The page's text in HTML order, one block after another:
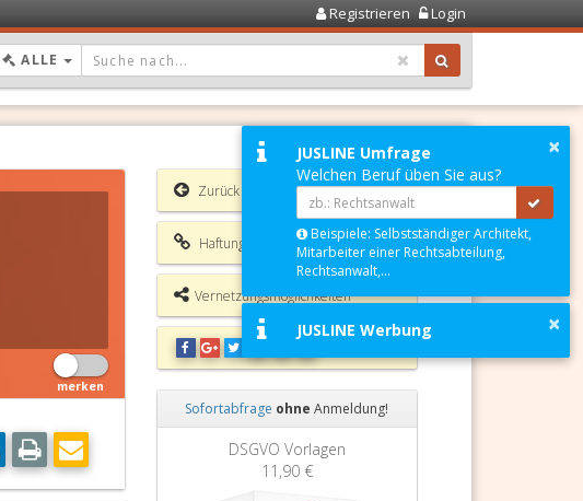
Registrieren Login
ALLE DROPDOWN: GEWÄHLTER WERT IST ALLE
merken
Zurück
Haftungsausschluss
Vernetzungsmöglichkeiten
Sofortabfrage ohne Anmeldung!
Vorlagen
11,90 €
Grundbuchauszug
11,90 €
Zurück
×
JUSLINE Umfrage
Welchen Beruf üben Sie aus?
Beispiele: Selbstständiger Architekt,
Mitarbeiter einer Rechtsabteilung,
Rechtsanwalt,...
×
JUSLINE Werbung